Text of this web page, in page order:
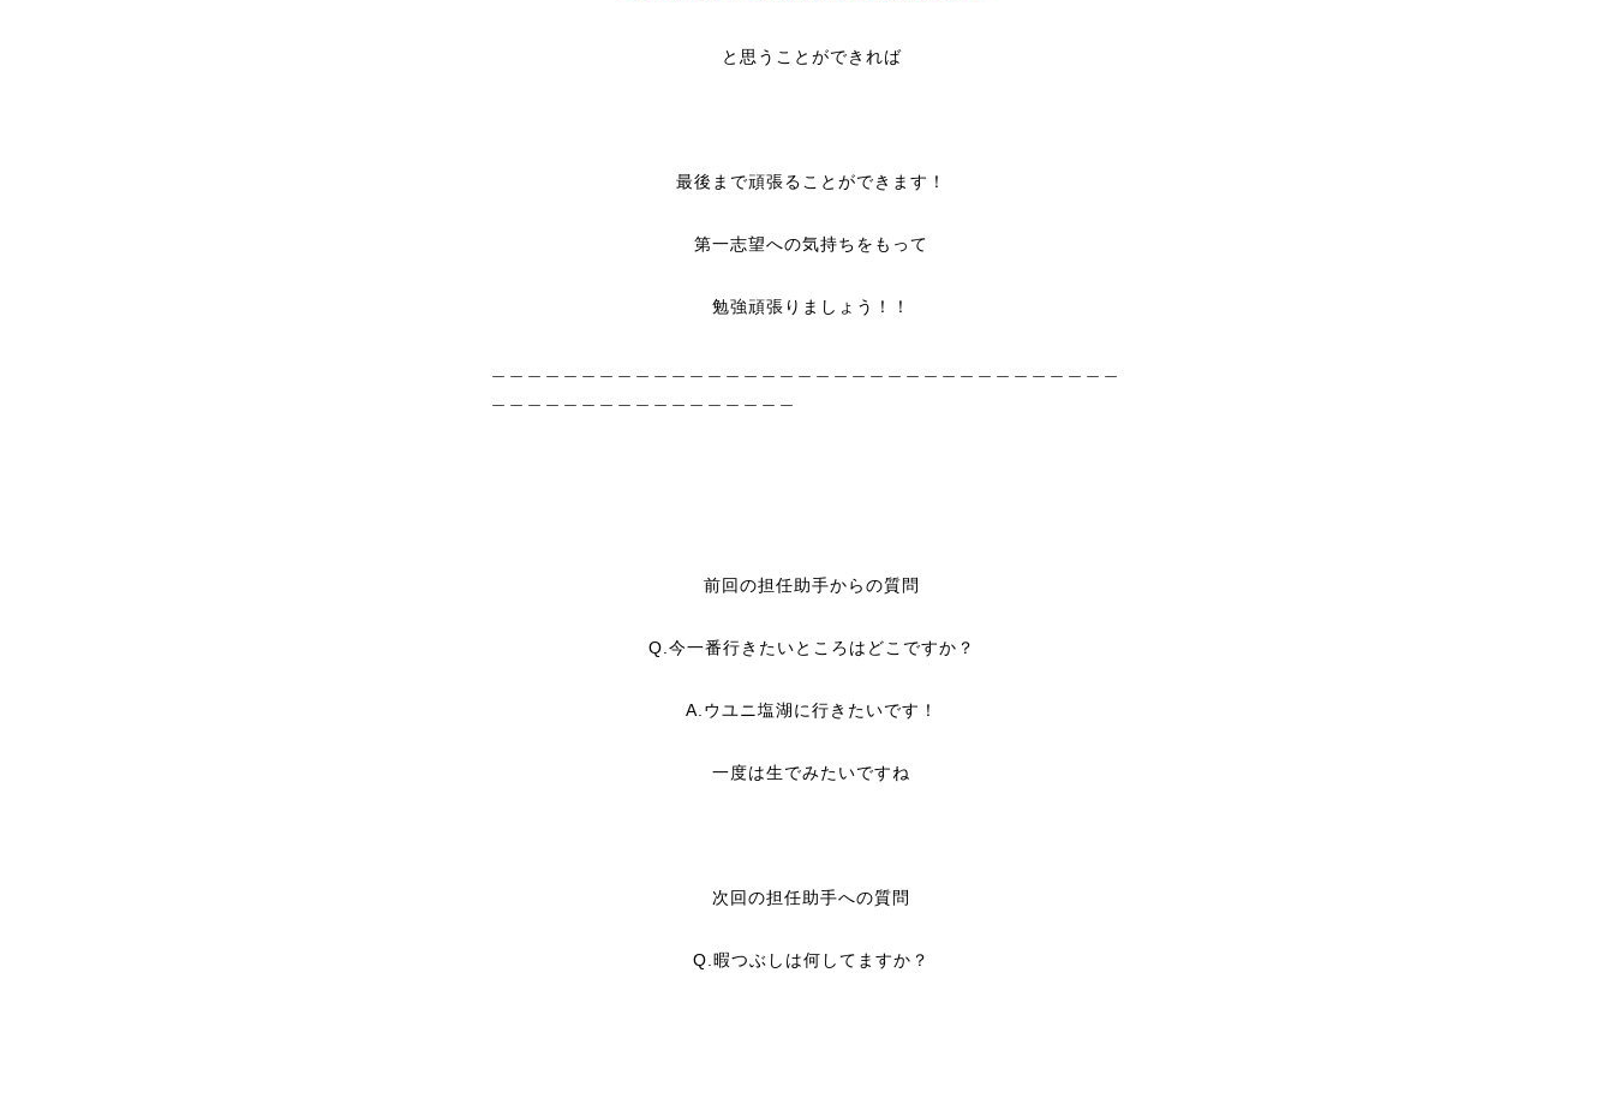
と思うことができれば
最後まで頑張ることができます！
第一志望への気持ちをもって
勉強頑張りましょう！！
前回の担任助手からの質問
Q.今一番行きたいところはどこですか？
A.ウユニ塩湖に行きたいです！
一度は生でみたいですね
次回の担任助手への質問
Q.暇つぶしは何してますか？